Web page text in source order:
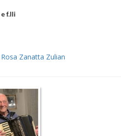
f.lli
Zanatta Zulian